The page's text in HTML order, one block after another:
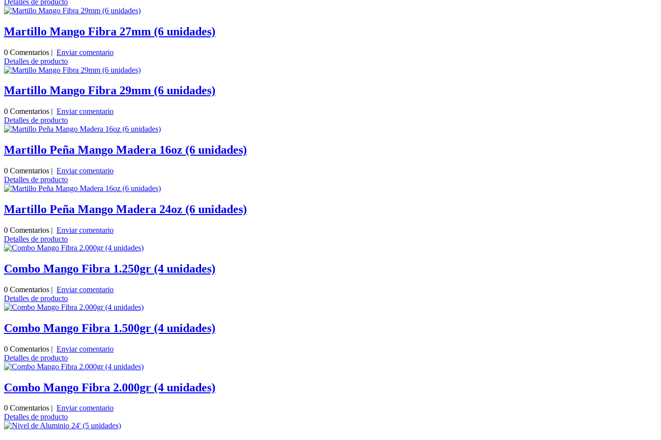
Martillo Mango Fibra 27mm (6 unidades)
0 Comentarios | Enviar comentario
Detalles de producto
Martillo Mango Fibra 29mm (6 unidades)
0 Comentarios | Enviar comentario
Detalles de producto
Martillo Peña Mango Madera 16oz (6 unidades)
0 Comentarios | Enviar comentario
Detalles de producto
Martillo Peña Mango Madera 24oz (6 unidades)
0 Comentarios | Enviar comentario
Detalles de producto
Combo Mango Fibra 1.250gr (4 unidades)
0 Comentarios | Enviar comentario
Detalles de producto
Combo Mango Fibra 1.500gr (4 unidades)
0 Comentarios | Enviar comentario
Detalles de producto
Combo Mango Fibra 2.000gr (4 unidades)
0 Comentarios | Enviar comentario
Detalles de producto